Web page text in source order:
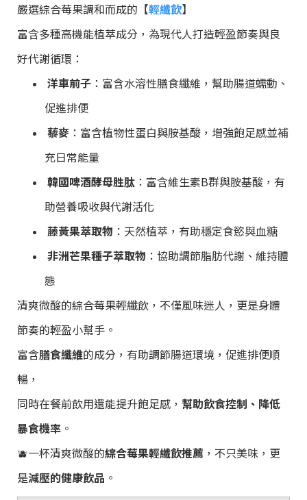
嚴選綜合莓果調和而成的【輕纖飲】
富含多種高機能植萃成分，為現代人打造輕盈節奏與良
好代謝循環：
洋車前子 ：富含水溶性膳食纖維，幫助腸道蠕動、
促進排便
藜麥 ：富含植物性蛋白與胺基酸，增強飽足感並補
充日常能量
韓國啤酒酵母胜肽 ：富含維生素B群與胺基酸，有
助營養吸收與代謝活化
藤黃果萃取物 ：天然植萃，有助穩定食慾與血糖
非洲芒果種子萃取物 ：協助調節脂肪代謝、維持體
態
清爽微酸的綜合莓果輕纖飲，不僅風味迷人，更是身體
節奏的輕盈小幫手。
富含膳食纖維的成分，有助調節腸道環境，促進排便順
暢，
同時在餐前飲用還能提升飽足感， 幫助飲食控制、降低
暴食機率 。
🫐一杯清爽微酸的綜合莓果輕纖飲推薦 ，不只美味，更
是減壓的健康飲品 。